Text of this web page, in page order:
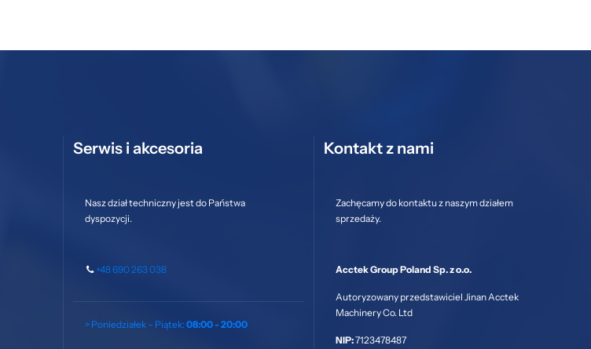
Serwis i akcesoria
Nasz dział techniczny jest do Państwa
dyspozycji.
+48 690 263 038
> Poniedziałek – Piątek: 08:00 - 20:00
Kontakt z nami
Zachęcamy do kontaktu z naszym działem
sprzedaży.
Acctek Group Poland Sp. z o.o.
Autoryzowany przedstawiciel Jinan Acctek
Machinery Co. Ltd
NIP:7123478487